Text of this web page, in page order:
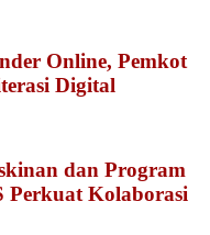
Online, Pemkot
Digital
dan Program
Perkuat Kolaborasi